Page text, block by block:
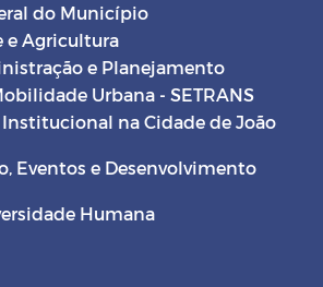
do Município
e Agricultura
e Planejamento
Urbana - SETRANS
na Cidade de João
Eventos e Desenvolvimento
Humana